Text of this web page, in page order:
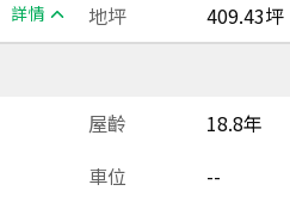
詳情 地坪
409.43坪
屋齡
18.8年
車位
--